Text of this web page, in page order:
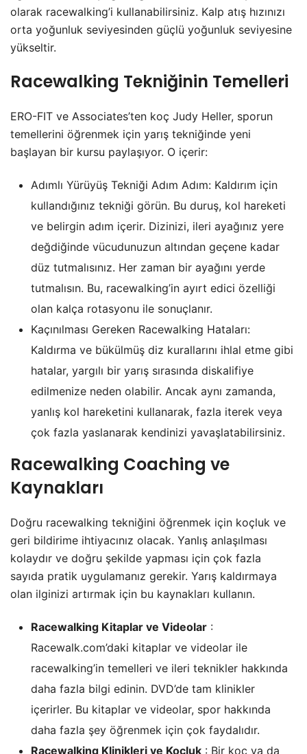
olarak racewalking’i kullanabilirsiniz. Kalp atış hızınızı
orta yoğunluk seviyesinden güçlü yoğunluk seviyesine
yükseltir.
Racewalking Tekniğinin Temelleri
ERO-FIT ve Associates’ten koç Judy Heller, sporun
temellerini öğrenmek için yarış tekniğinde yeni
başlayan bir kursu paylaşıyor. O içerir:
Adımlı Yürüyüş Tekniği Adım Adım: Kaldırım için
kullandığınız tekniği görün. Bu duruş, kol hareketi
ve belirgin adım içerir. Dizinizi, ileri ayağınız yere
değdiğinde vücudunuzun altından geçene kadar
düz tutmalısınız. Her zaman bir ayağını yerde
tutmalısın. Bu, racewalking’in ayırt edici özelliği
olan kalça rotasyonu ile sonuçlanır.
Kaçınılması Gereken Racewalking Hataları:
Kaldırma ve bükülmüş diz kurallarını ihlal etme gibi
hatalar, yargılı bir yarış sırasında diskalifiye
edilmenize neden olabilir. Ancak aynı zamanda,
yanlış kol hareketini kullanarak, fazla iterek veya
çok fazla yaslanarak kendinizi yavaşlatabilirsiniz.
Racewalking Coaching ve
Kaynakları
Doğru racewalking tekniğini öğrenmek için koçluk ve
geri bildirime ihtiyacınız olacak. Yanlış anlaşılması
kolaydır ve doğru şekilde yapması için çok fazla
sayıda pratik uygulamanız gerekir. Yarış kaldırmaya
olan ilginizi artırmak için bu kaynakları kullanın.
Racewalking Kitaplar ve Videolar :
Racewalk.com’daki kitaplar ve videolar ile
racewalking’in temelleri ve ileri teknikler hakkında
daha fazla bilgi edinin. DVD’de tam klinikler
içerirler. Bu kitaplar ve videolar, spor hakkında
daha fazla şey öğrenmek için çok faydalıdır.
Racewalking Klinikleri ve Koçluk : Bir koç ya da